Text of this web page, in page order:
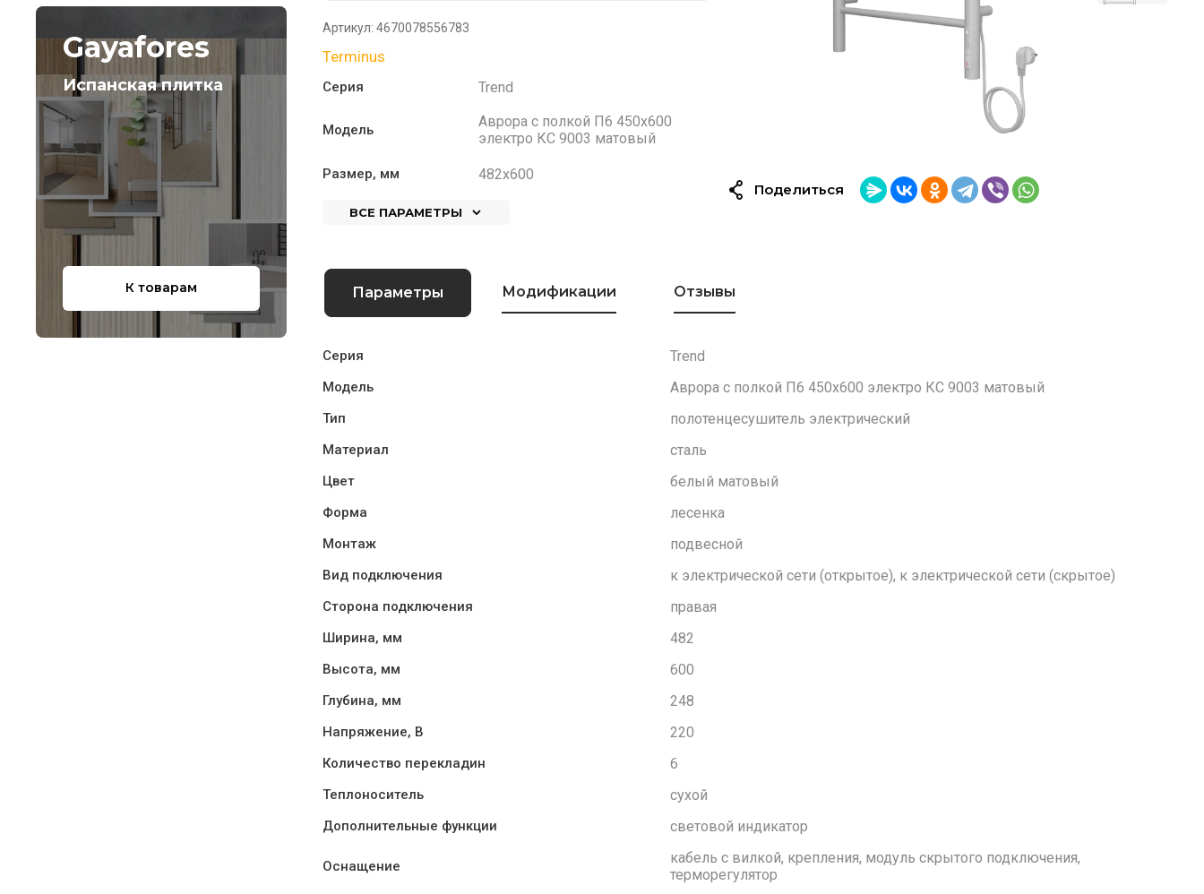
Gayafores
Испанская плитка
К товарам
Артикул: 4670078556783
Terminus
Серия Trend
Модель
Аврора с полкой П6 450х600
электро КС 9003 матовый
Размер, мм 482x600
ВСЕ ПАРАМЕТРЫ
Поделиться
Параметры Модификации Отзывы
Серия Trend
Модель Аврора с полкой П6 450х600 электро КС 9003 матовый
Тип полотенцесушитель электрический
Материал сталь
Цвет белый матовый
Форма лесенка
Монтаж подвесной
Вид подключения к электрической сети (открытое), к электрической сети (скрытое)
Сторона подключения правая
Ширина, мм 482
Высота, мм 600
Глубина, мм 248
Напряжение, В 220
Количество перекладин 6
Теплоноситель сухой
Дополнительные функции световой индикатор
Оснащение
кабель с вилкой, крепления, модуль скрытого подключения,
терморегулятор